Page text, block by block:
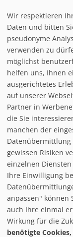
Wir respektieren
Daten und bitten
pseudonyme
verwenden zu
möglichst
helfen uns, Ihnen
ausgerichtetes
auf unserer
Partner in
die Sie
manchen der
Datenübermittlung
gewissen Risiken
einzelnen
Ihre Einwilligung
anpassen" können
auch Ihre einmal
Wirkung für die
benötigte